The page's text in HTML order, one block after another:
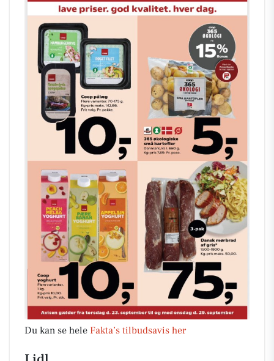
Du kan se hele Fakta’s tilbudsavis her